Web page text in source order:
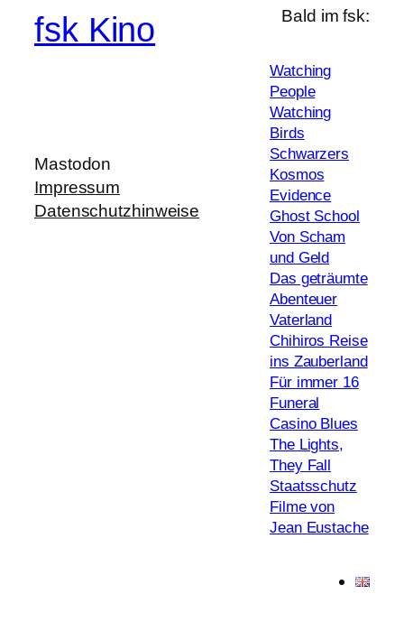
fsk Kino
Mastodon
Impressum
Datenschutzhinweise
Bald im fsk:
Watching
People
Watching
Birds
Schwarzers
Kosmos
Evidence
Ghost School
Von Scham
und Geld
Das geträumte
Abenteuer
Vaterland
Chihiros Reise
ins Zauberland
Für immer 16
Funeral
Casino Blues
The Lights,
They Fall
Staatsschutz
Filme von
Jean Eustache